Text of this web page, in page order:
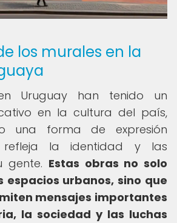
los murales en la
Uruguay han tenido un
en la cultura del país,
una forma de expresión
la identidad y las
gente. Estas obras no solo
espacios urbanos, sino que
mensajes importantes
la sociedad y las luchas